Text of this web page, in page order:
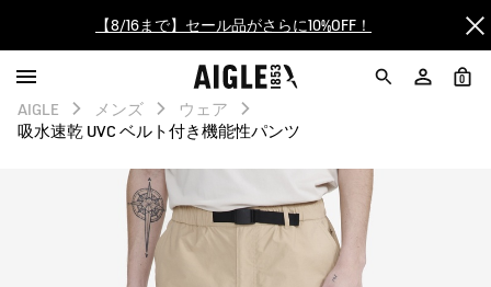
【8/16まで】セール品がさらに10%OFF！
【最大50%OFF】FINAL SALEがスタート！
ログイン/会員登録で送料＆返品無料
【安心サイズ交換】シューズのサイズ交換を承ります（会員限
AIGLE CLUB ポイントサービス終了のお知らせ
【8/16まで】セール品がさらに10%OFF！
0
AIGLE メンズ
ウェア
吸水速乾 UVC ベルト付き機能性パンツ